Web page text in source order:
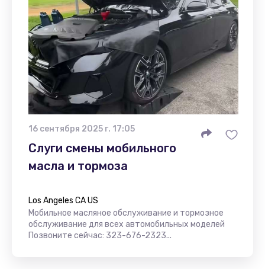
16 сентября 2025 г. 17:05
Слуги смены мобильного
масла и тормоза
Los Angeles CA US
Мобильное масляное обслуживание и тормозное
обслуживание для всех автомобильных моделей
Позвоните сейчас: 323-676-2323...